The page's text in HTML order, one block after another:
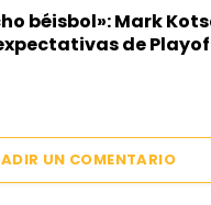
béisbol»: Mark
de
UN COMENTARIO